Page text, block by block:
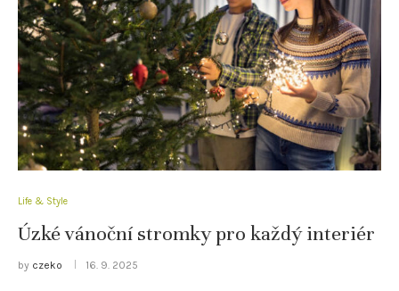
Life & Style
Úzké vánoční stromky pro každý interiér
by czeko 16. 9. 2025